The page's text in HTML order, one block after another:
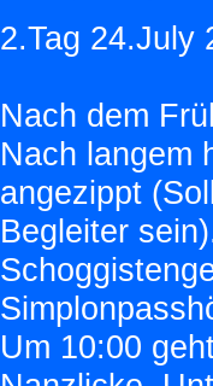
2.Tag 24.July
Nach dem
Nach langem
angezippt
Begleiter
Um 10:00